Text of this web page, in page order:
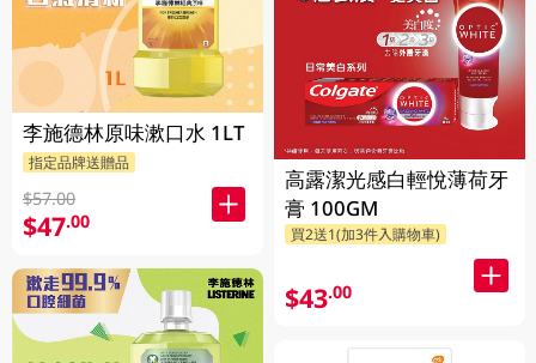
李施德林原味漱口水 1LT
指定品牌送贈品
$57.00
$47.00
高露潔光感白輕悅薄荷牙
膏 100GM
買2送1(加3件入購物車)
$43.00